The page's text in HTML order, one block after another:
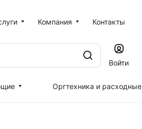
Компания Контакты
Войти
Оргтехника и расходные